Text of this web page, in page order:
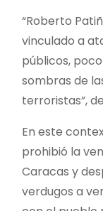
“Roberto
vinculado a
públicos,
sombras de
terroristas”,
En este
prohibió la
Caracas y
verdugos a